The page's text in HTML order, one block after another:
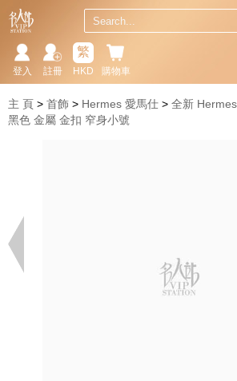
購物車
繁
HKD
註冊
登入
主 頁 首飾 Hermes 愛馬仕
全新
黑色 金屬 金扣 窄身小號